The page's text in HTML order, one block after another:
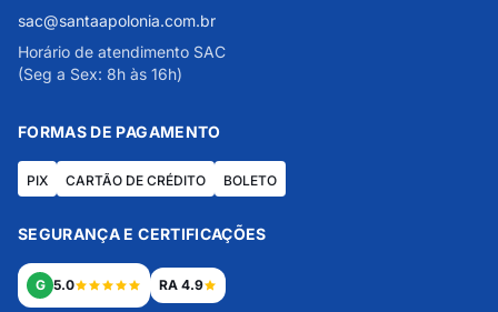
sac@santaapolonia.com.br
Horário de atendimento SAC
(Seg a Sex: 8h às 16h)
FORMAS DE PAGAMENTO
PIX CARTÃO DE CRÉDITO BOLETO
SEGURANÇA E CERTIFICAÇÕES
G 5.0 RA 4.9